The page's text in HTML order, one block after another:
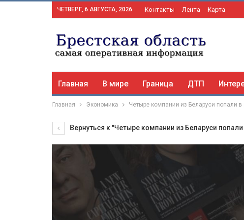
ЧЕТВЕРГ, 6 АВГУСТА, 2026 Контакты Лента Карта
Главная В мире Граница ДТП
Главная Экономика Четыре компании из Беларуси попали в
Вернуться к "Четыре компании из Беларуси